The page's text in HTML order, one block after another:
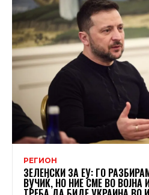
РЕГИОН
ЗЕЛЕНСКИ ЗА ЕУ: ГО
ВУЧИЌ, НО НИЕ СМЕ ВО ВОЈНА